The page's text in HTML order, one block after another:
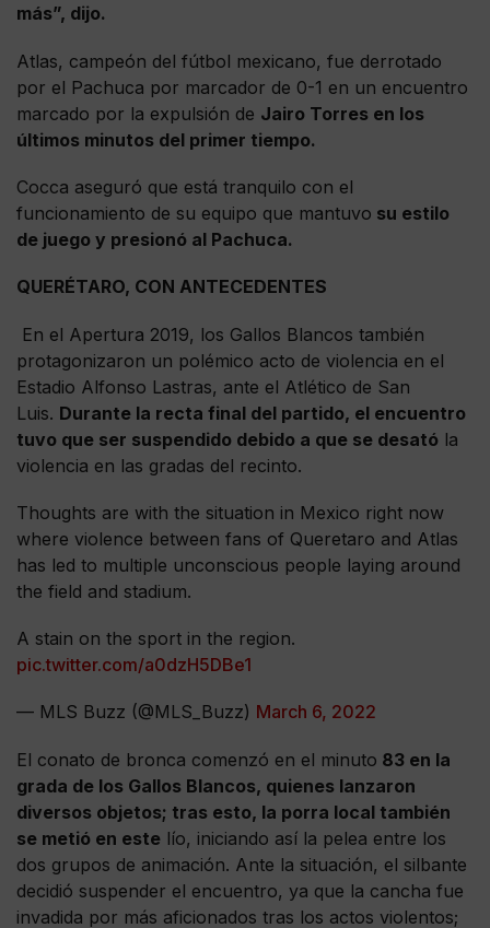
más”, dijo.
Atlas, campeón del fútbol mexicano, fue derrotado
por el Pachuca por marcador de 0-1 en un encuentro
marcado por la expulsión de Jairo Torres en los
últimos minutos del primer tiempo.
Cocca aseguró que está tranquilo con el
funcionamiento de su equipo que mantuvo su estilo
de juego y presionó al Pachuca.
QUERÉTARO, CON ANTECEDENTES
En el Apertura 2019, los Gallos Blancos también
protagonizaron un polémico acto de violencia en el
Estadio Alfonso Lastras, ante el Atlético de San
Luis. Durante la recta final del partido, el encuentro
tuvo que ser suspendido debido a que se desató la
violencia en las gradas del recinto.
Thoughts are with the situation in Mexico right now
where violence between fans of Queretaro and Atlas
has led to multiple unconscious people laying around
the field and stadium.
A stain on the sport in the region.
pic.twitter.com/a0dzH5DBe1
— MLS Buzz (@MLS_Buzz) March 6, 2022
El conato de bronca comenzó en el minuto 83 en la
grada de los Gallos Blancos, quienes lanzaron
diversos objetos; tras esto, la porra local también
se metió en este lío, iniciando así la pelea entre los
dos grupos de animación. Ante la situación, el silbante
decidió suspender el encuentro, ya que la cancha fue
invadida por más aficionados tras los actos violentos;